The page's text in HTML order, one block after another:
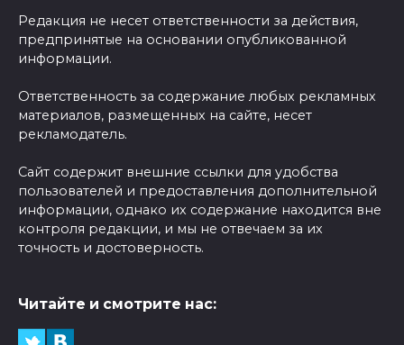
Редакция не несет ответственности за действия,
предпринятые на основании опубликованной
информации.
Ответственность за содержание любых рекламных
материалов, размещенных на сайте, несет
рекламодатель.
Сайт содержит внешние ссылки для удобства
пользователей и предоставления дополнительной
информации, однако их содержание находится вне
контроля редакции, и мы не отвечаем за их
точность и достоверность.
Читайте и смотрите нас: